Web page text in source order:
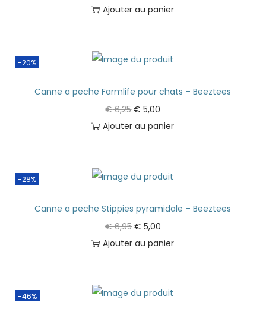
Ajouter au panier
-20%
Canne a peche Farmlife pour chats – Beeztees
€6,25 € 5,00
Ajouter au panier
-28%
Canne a peche Stippies pyramidale – Beeztees
€6,95 € 5,00
Ajouter au panier
-46%